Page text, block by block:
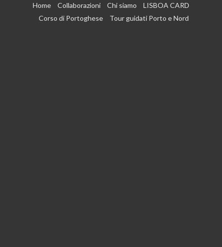
Home Collaborazioni Chi siamo
LISBOA CARD
Corso di Portoghese
Tour guidati Porto e Nord